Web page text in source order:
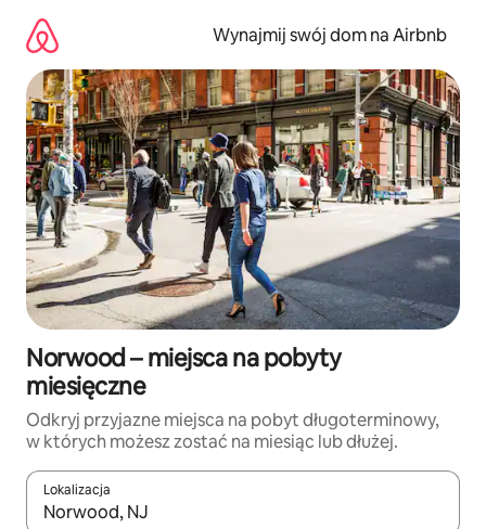
treści
Wynajmij swój dom na Airbnb
Norwood – miejsca na pobyty
miesięczne
Odkryj przyjazne miejsca na pobyt długoterminowy,
w których możesz zostać na miesiąc lub dłużej.
Lokalizacja
Gdy wyniki będą dostępne, możesz poruszać się po nich za